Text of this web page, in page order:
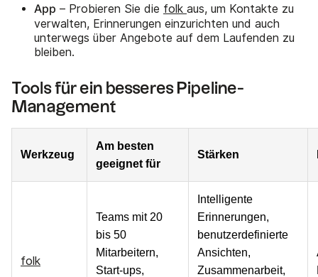
App – Probieren Sie die folk aus, um Kontakte zu
verwalten, Erinnerungen einzurichten und auch
unterwegs über Angebote auf dem Laufenden zu
bleiben.
Tools für ein besseres Pipeline-
Management
Werkzeug
Am besten
geeignet für
Stärken
folk
Teams mit 20
bis 50
Mitarbeitern,
Start-ups,
Intelligente
Erinnerungen,
benutzerdefinierte
Ansichten,
Zusammenarbeit,